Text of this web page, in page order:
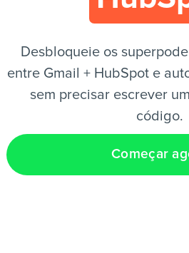
Desbloqueie os
entre Gmail + HubSpot e
sem precisar escrever
código.
Começar